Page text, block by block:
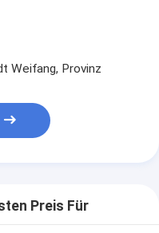
Weifang, Provinz
Preis Für